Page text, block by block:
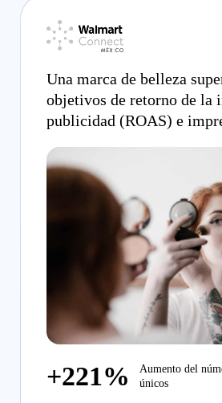
Una marca de belleza
objetivos de retorno de la
publicidad (ROAS) e
Retail Media Platform.
+221%
Aumento del
únicos